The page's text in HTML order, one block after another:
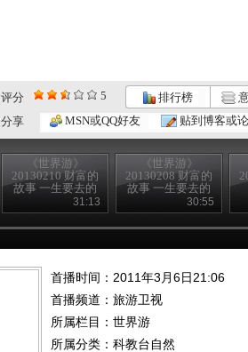
评分 5 排行榜
分享
MSN或QQ好友 贴到博客或
《世界游》
20130210 财富的
故事 一生要去的
31:13
《世界游》
20130208 财富的
故事 一生要去的
30:55
首播时间：2011年3月6日21:06
首播频道： 旅游卫视
所属栏目： 世界游
所属分类：科教台自然